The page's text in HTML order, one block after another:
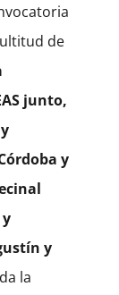
de
junto,
y
y
la